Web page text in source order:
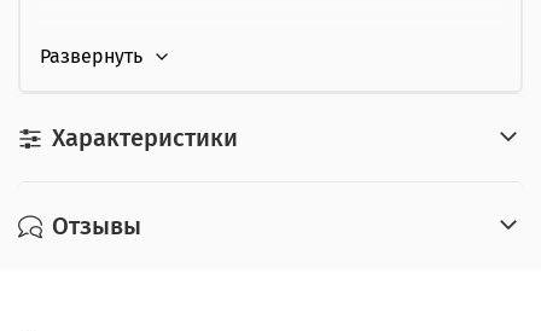
Характеристики
Отзывы